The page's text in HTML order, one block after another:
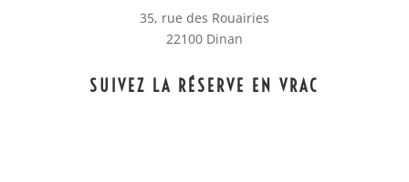
35, rue des Rouairies
22100 Dinan
SUIVEZ LA RÉSERVE EN VRAC